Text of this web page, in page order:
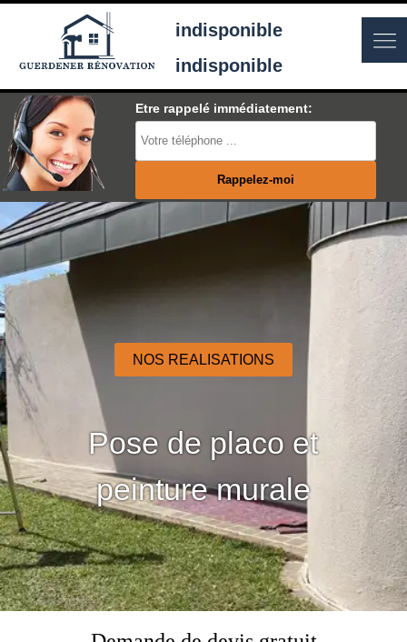
indisponible
indisponible
Etre rappelé immédiatement:
NOS REALISATIONS
Pose de placo et
peinture murale